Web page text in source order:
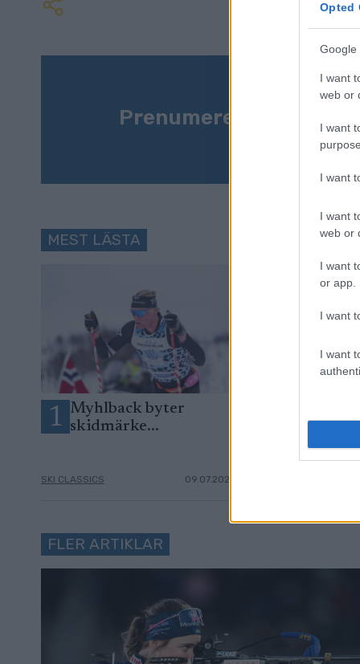
Opted
Google
I want
web or
I want
I want
I want
web or
I want
or app.
I want
I want
Prenumerera på vårt
MEST LÄSTA
1 Myhlback byter
skidmärke...
SKI CLASSICS 09.07.2026
Instagram –
plötsligt
FLER ARTIKLAR